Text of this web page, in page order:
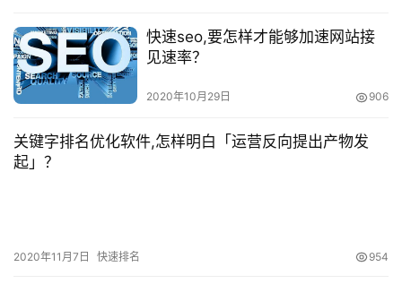
快速seo,要怎样才能够加速网站接
见速率？
2020年10月29日 906
关键字排名优化软件,怎样明白「运营反向提出产物发
起」？
2020年11月7日 快速排名 954